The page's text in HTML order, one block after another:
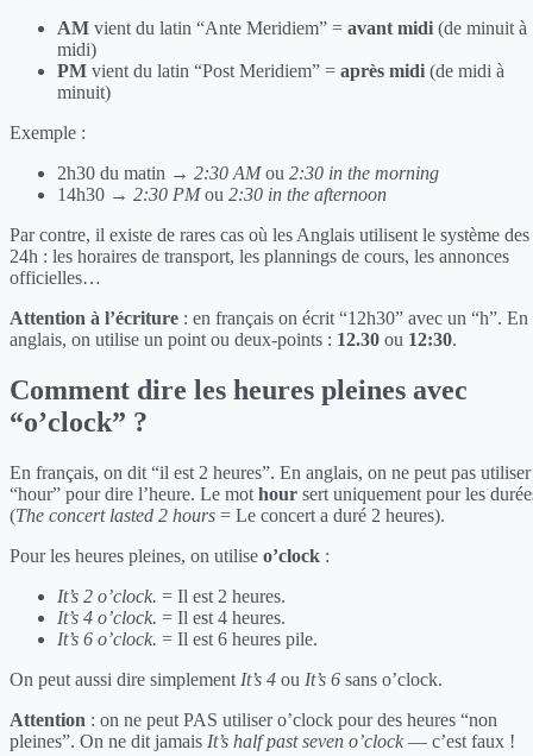
AM vient du latin “Ante Meridiem” = avant midi (de minuit à
midi)
PM vient du latin “Post Meridiem” = après midi (de midi à
minuit)
Exemple :
2h30 du matin → 2:30 AMou 2:30 in the morning
14h30 → 2:30 PMou 2:30 in the afternoon
Par contre, il existe de rares cas où les Anglais utilisent le système des
24h : les horaires de transport, les plannings de cours, les annonces
officielles…
Attention à l’écriture : en français on écrit “12h30” avec un “h”. En
anglais, on utilise un point ou deux-points : 12.30 ou 12:30.
Comment dire les heures pleines avec
“o’clock” ?
En français, on dit “il est 2 heures”. En anglais, on ne peut pas utiliser
“hour” pour dire l’heure. Le mot hour sert uniquement pour les
(The concert lasted 2 hours = Le concert a duré 2 heures).
Pour les heures pleines, on utilise o’clock :
It’s 2 o’clock. = Il est 2 heures.
It’s 4 o’clock. = Il est 4 heures.
It’s 6 o’clock. = Il est 6 heures pile.
On peut aussi dire simplement It’s 4 ou It’s 6 sans o’clock.
Attention : on ne peut PAS utiliser o’clock pour des heures “non
pleines”. On ne dit jamais It’s half past seven o’clock — c’est faux !